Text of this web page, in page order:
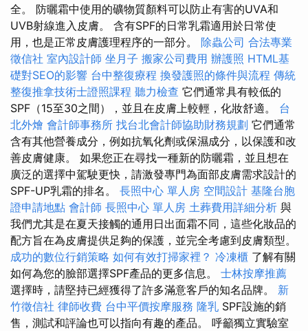
全。 防曬霜中使用的礦物質顏料可以防止有害的UVA和
UVB射線進入皮膚。 含有SPF的日常乳霜適用於日常使
用，也是正常皮膚護理程序的一部分。 除蟲公司 合法專業
徵信社 室內設計師 坐月子 搬家公司費用 辦護照 HTML基
礎對SEO的影響 台中整復療程 換發護照的條件與流程 傳統
整復推拿技術士證照課程 聽力檢查 它們通常具有較低的
SPF（15至30之間），並且在皮膚上較輕，化妝舒適。 台
北外燴 會計師事務所 找台北會計師協助財務規劃 它們通常
含有其他營養成分，例如抗氧化劑或保濕成分，以保護和改
善皮膚健康。 如果您正在尋找一種新的防曬霜，並且想在
廣泛的選擇中駕駛更快，請激發專門為面部皮膚需求設計的
SPF-UP乳霜的排名。 長照中心 單人房 空間設計 基隆台胞
證申請地點 會計師 長照中心 單人房 土葬費用詳細分析 與
我們尤其是在夏天接觸的通用日出面霜不同，這些化妝品的
配方旨在為皮膚提供足夠的保護，並完全考慮到皮膚類型。
成功的數位行銷策略 如何有效打掃家裡？ 冷凍櫃 了解有關
如何為您的臉部選擇SPF產品的更多信息。 士林按摩推薦
選擇時，請堅持已經獲得了許多滿意客戶的知名品牌。 新
竹徵信社 律師收費 台中平價按摩服務 隆乳 SPF設施的銷
售，測試和評論也可以指向有趣的產品。 呼籲獨立實驗室